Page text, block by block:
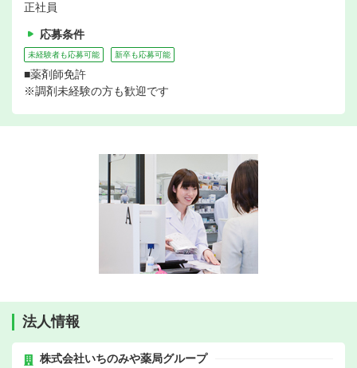
正社員
応募条件
未経験者も応募可能 新卒も応募可能
■薬剤師免許
※調剤未経験の方も歓迎です
法人情報
株式会社いちのみや薬局グループ